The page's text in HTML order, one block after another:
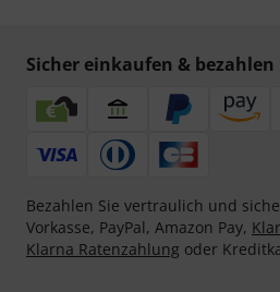
Sicher einkaufen & bezahlen
Bezahlen Sie vertraulich und
Vorkasse, PayPal, Amazon Pay,
Klarna Ratenzahlung oder